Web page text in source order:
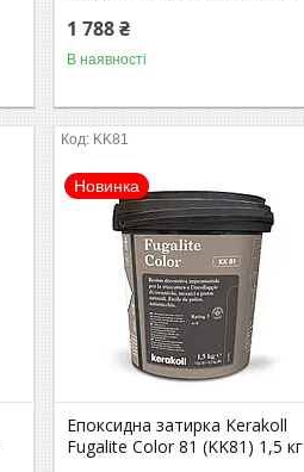
1 788 ₴
В наявності
KK81
Новинка
Епоксидна затирка Kerakoll
Fugalite Color 81 (KK81) 1,5 кг